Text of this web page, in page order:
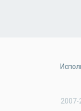
2007-